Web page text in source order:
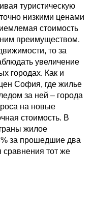
туристическую
низкими ценами
стоимость
преимуществом.
то за
увеличение
городах. Как и
София, где жилье
за ней – города
на новые
стоимость. В
жилое
за прошедшие два
сравнения тот же